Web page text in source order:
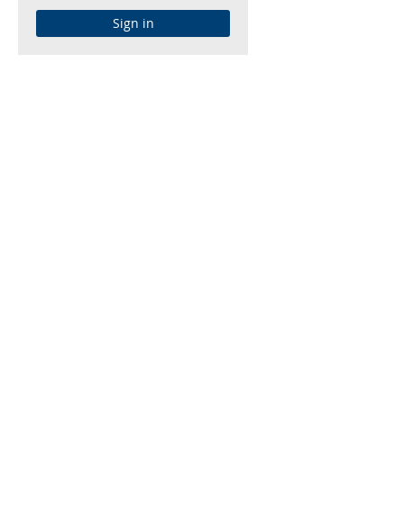
Sign in